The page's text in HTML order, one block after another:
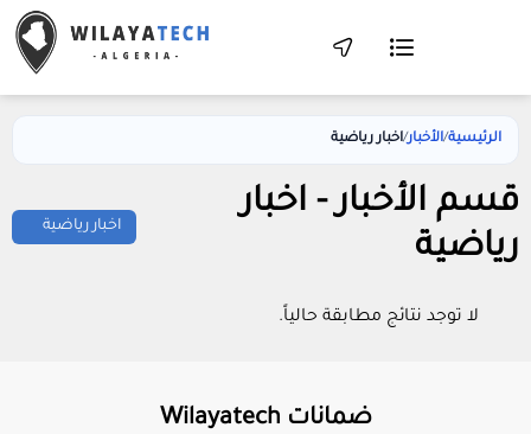
الرئيسية/الأخبار/اخبار رياضية
قسم الأخبار - اخبار
رياضية
لا توجد نتائج مطابقة حالياً.
ضمانات Wilayatech